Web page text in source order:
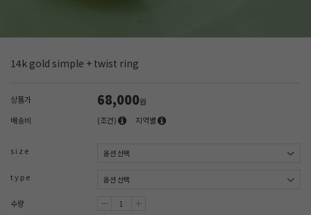
14k gold simple + twist ring
상품가 68,000원
배송비
(조건) 지역별
s i z e
t y p e
수량